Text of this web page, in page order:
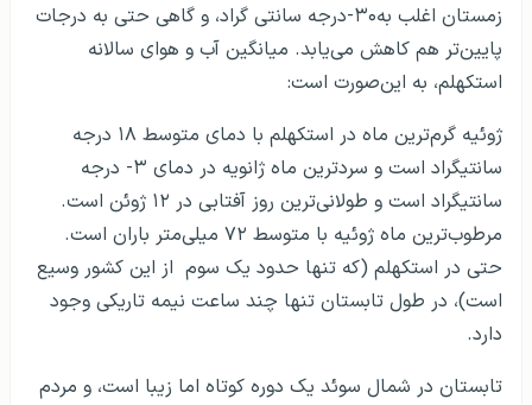
زمستان اغلب به۳۰-درجه سانتی گراد، و گاهی حتی به درجات
پایین‌تر هم کاهش می‌یابد. میانگین آب و هوای سالانه
استکهلم، به این‌صورت است:
ژوئیه گرم‌ترین ماه در استکهلم با دمای متوسط ۱۸ درجه
سانتیگراد است و سردترین ماه ژانویه در دمای ۳- درجه
سانتیگراد است و طولانی‌ترین روز آفتابی در ۱۲ ژوئن است.
مرطوب‌ترین ماه ژوئیه با متوسط ۷۲ میلی‌متر باران است.
حتی در استکهلم (که تنها حدود یک سوم از این کشور وسیع
است)، در طول تابستان تنها چند ساعت نیمه تاریکی وجود
دارد.
تابستان در شمال سوئد یک دوره کوتاه اما زیبا است، و مردم